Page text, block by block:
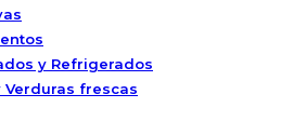
y Refrigerados
Verduras frescas